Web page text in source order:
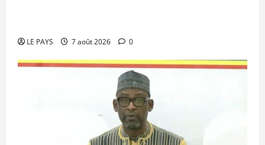
LE PAYS 7 août 2026 0